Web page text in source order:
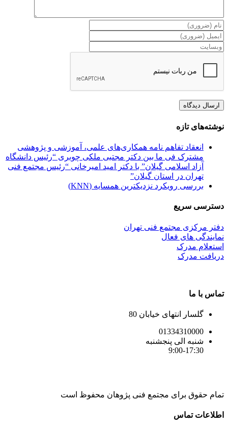
نوشته‌های تازه
انعقاد تفاهم نامه همکاری‌های علمی، آموزشی و پژوهشی
مشترک فی ما بین دکتر مجتبی ملکی چوبری “رئیس دانشگاه
آزاد اسلامی گیلان” با دکتر امید امیرخانی “رئیس مجتمع فنی
تهران در استان گیلان”
بررسی رویکرد نزدیکترین همسایه (KNN)
دسترسی سریع
دفتر مرکزی مجتمع فنی تهران
نمایندگی های فعال
استعلام مدرک
دریافت مدرک
تماس با ما
گلسار انتهای خیابان 80
01334310000
شنبه الی پنجشنبه
9:00-17:30
تمام حقوق برای مجتمع فنی پژوهان محفوظ است
Instagram
LinkedIn
Toggle
اطلاعات تماس